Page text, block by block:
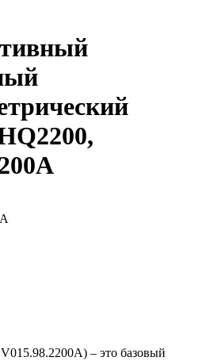
– это базовый